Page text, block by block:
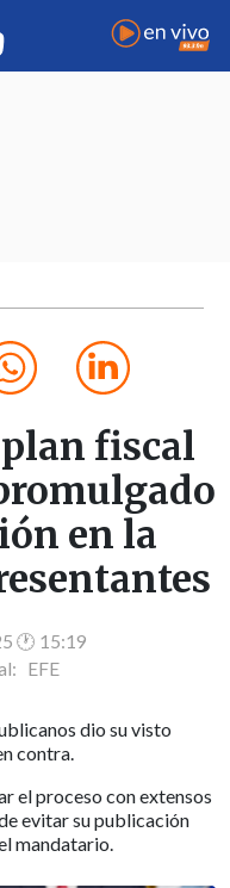
fiscal
en la
🕐 15:19
EFE
dio su visto
contra.
el proceso con extensos
evitar su publicación
mandatario.